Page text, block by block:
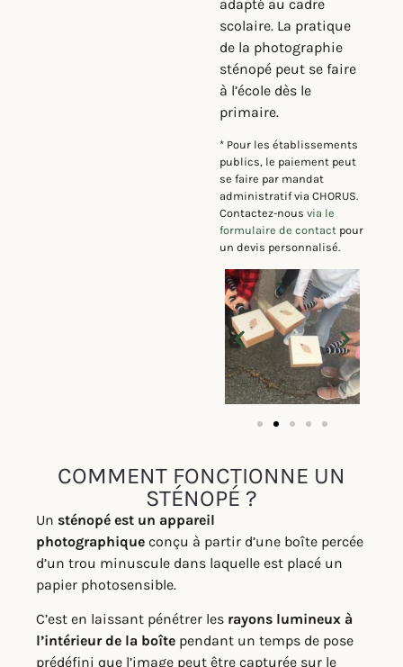
adapté au cadre
scolaire. La pratique
de la photographie
sténopé peut se faire
à l’école dès le
primaire.
* Pour les établissements
publics, le paiement peut
se faire par mandat
administratif via CHORUS.
Contactez-nous via le
formulaire de contactpour
un devis personnalisé.
COMMENT FONCTIONNE UN
STÉNOPÉ ?
Un sténopé est un appareil
photographiqueconçu à partir d’une boîte percée
d’un trou minuscule dans laquelle est placé un
papier photosensible.
C’est en laissant pénétrer les rayons lumineux à
l’intérieur de la boîte pendant un temps de pose
prédéfini que l’image peut être capturée sur le